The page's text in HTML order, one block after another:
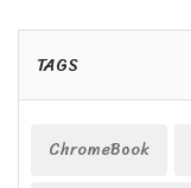
TAGS
ChromeBook